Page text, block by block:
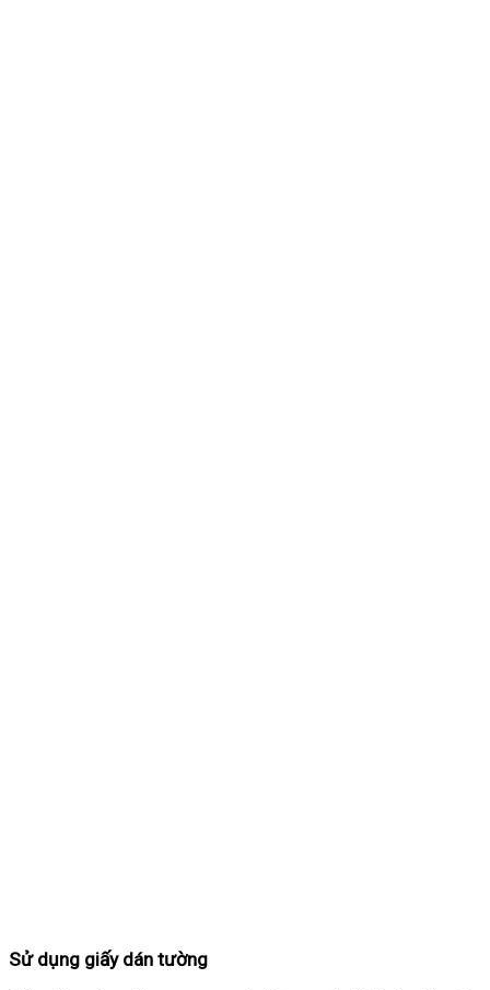
Sử dụng giấy dán tường